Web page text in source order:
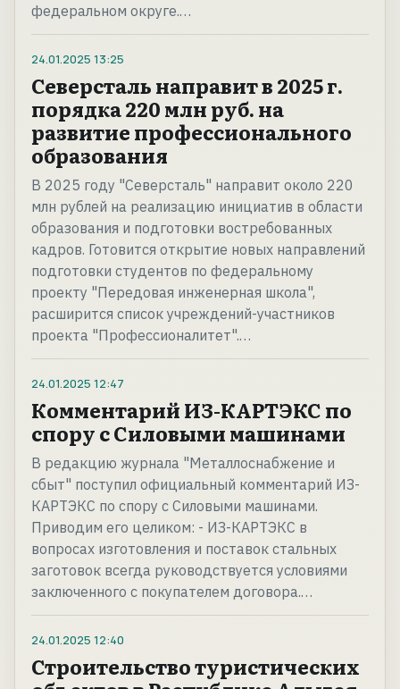
федеральном округе.…
24.01.2025 13:25
Северсталь направит в 2025 г.
порядка 220 млн руб. на
развитие профессионального
образования
В 2025 году "Северсталь" направит около 220
млн рублей на реализацию инициатив в области
образования и подготовки востребованных
кадров. Готовится открытие новых направлений
подготовки студентов по федеральному
проекту "Передовая инженерная школа",
расширится список учреждений-участников
проекта "Профессионалитет".…
24.01.2025 12:47
Комментарий ИЗ-КАРТЭКС по
спору с Силовыми машинами
В редакцию журнала "Металлоснабжение и
сбыт" поступил официальный комментарий ИЗ-
КАРТЭКС по спору с Силовыми машинами.
Приводим его целиком: - ИЗ-КАРТЭКС в
вопросах изготовления и поставок стальных
заготовок всегда руководствуется условиями
заключенного с покупателем договора.…
24.01.2025 12:40
Строительство туристических